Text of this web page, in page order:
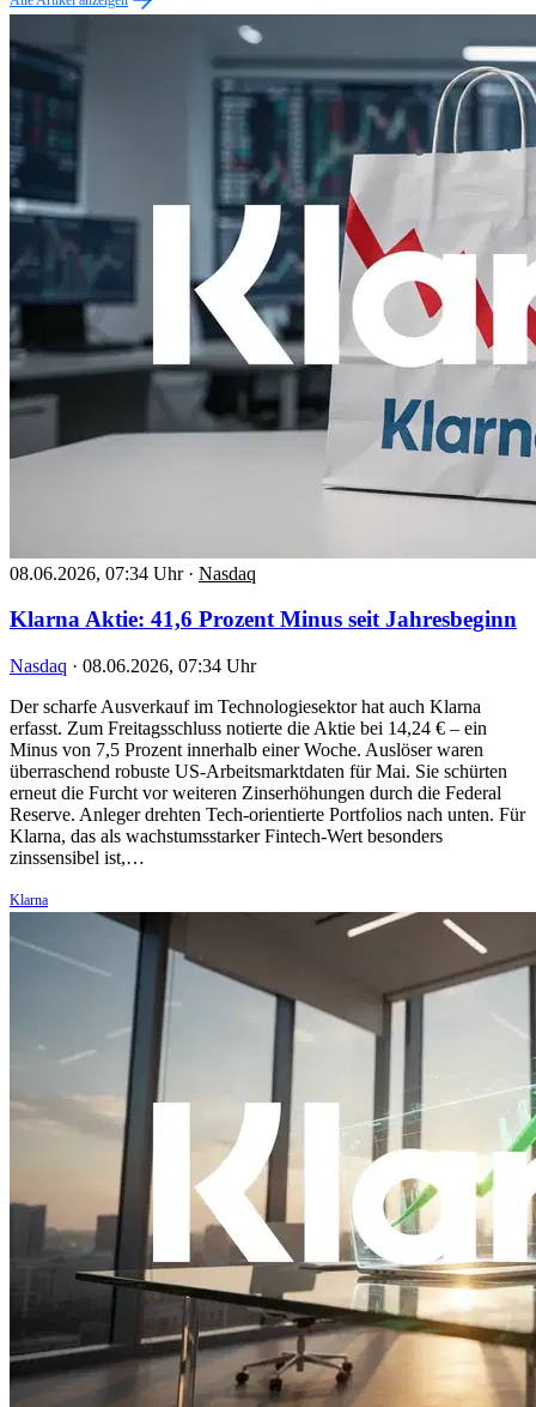
08.06.2026, 07:34 Uhr · Nasdaq
Klarna Aktie: 41,6 Prozent Minus seit Jahresbeginn
Nasdaq · 08.06.2026, 07:34 Uhr
Der scharfe Ausverkauf im Technologiesektor hat auch Klarna
erfasst. Zum Freitagsschluss notierte die Aktie bei 14,24 € – ein
Minus von 7,5 Prozent innerhalb einer Woche. Auslöser waren
überraschend robuste US-Arbeitsmarktdaten für Mai. Sie schürten
erneut die Furcht vor weiteren Zinserhöhungen durch die Federal
Reserve. Anleger drehten Tech-orientierte Portfolios nach unten. Für
Klarna, das als wachstumsstarker Fintech-Wert besonders
zinssensibel ist,…
Klarna